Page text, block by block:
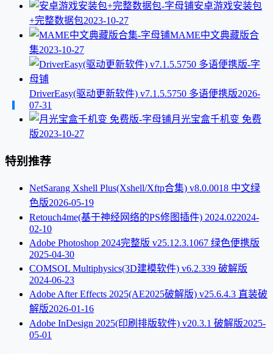
安卓游戏安装包
+完整数据包2023-10-27
MAME中文典藏版合
集2023-10-27
DriverEasy(驱动更新软件) v7.1.5.5750 多语便携版2026-
07-31
月光宝盒千机变 免费
版2023-10-27
特别推荐
NetSarang Xshell Plus(Xshell/Xftp合集) v8.0.0018 中文绿
色版2026-05-19
Retouch4me(基于神经网络的PS修图插件) 2024.022024-
02-10
Adobe Photoshop 2024完整版 v25.12.3.1067 绿色便携版
2025-04-30
COMSOL Multiphysics(3D建模软件) v6.2.339 破解版
2024-06-23
Adobe After Effects 2025(AE2025破解版) v25.6.4.3 直装破
解版2026-01-16
Adobe InDesign 2025(印刷排版软件) v20.3.1 破解版2025-
05-01